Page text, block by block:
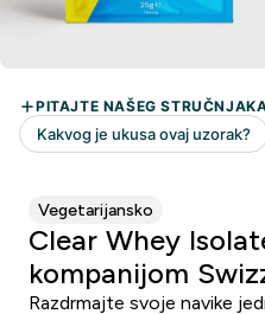
Vegetarijansko
Clear Whey
kompanijom
Razdrmajte svoje navike